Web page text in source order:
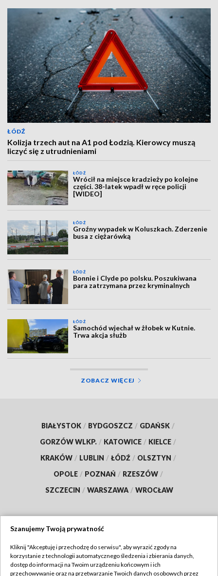
ŁÓDŹ
Kolizja trzech aut na A1 pod Łodzią. Kierowcy muszą
liczyć się z utrudnieniami
ŁÓDŹ
Wrócił na miejsce kradzieży po kolejne
części. 38-latek wpadł w ręce policji
[WIDEO]
ŁÓDŹ
Groźny wypadek w Koluszkach. Zderzenie
busa z ciężarówką
ŁÓDŹ
Bonnie i Clyde po polsku. Poszukiwana
para zatrzymana przez kryminalnych
ŁÓDŹ
Samochód wjechał w żłobek w Kutnie.
Trwa akcja służb
ZOBACZ WIĘCEJ
BIAŁYSTOK / BYDGOSZCZ / GDAŃSK /
GORZÓW WLKP. / KATOWICE / KIELCE /
KRAKÓW / LUBLIN / ŁÓDŹ / OLSZTYN /
OPOLE / POZNAŃ / RZESZÓW /
SZCZECIN / WARSZAWA / WROCŁAW
TVP
Abonament TVP
Szanujemy Twoją prywatność
Kliknij "Akceptuję i przechodzę do serwisu", aby wyrazić zgody na
korzystanie z technologii automatycznego śledzenia i zbierania danych,
dostęp do informacji na Twoim urządzeniu końcowym i ich
przechowywanie oraz na przetwarzanie Twoich danych osobowych przez